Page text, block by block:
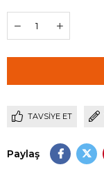
TAVSIYE ET
Paylaş